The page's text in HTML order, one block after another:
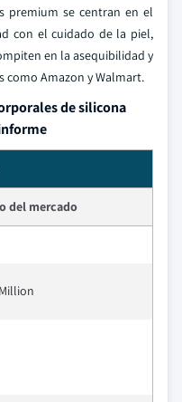
premium se centran en el
con el cuidado de la piel,
en la asequibilidad y
como Amazon y Walmart.
de silicona
del mercado